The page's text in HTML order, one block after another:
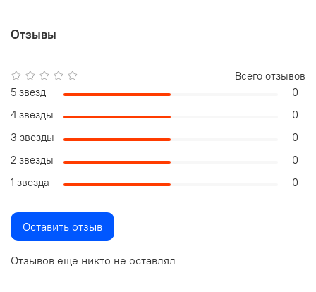
Отзывы
Отзывов еще никто не оставлял
Всего отзывов
5 звезд
0
4 звезды
0
3 звезды
0
2 звезды
0
1 звезда
0
Оставить отзыв